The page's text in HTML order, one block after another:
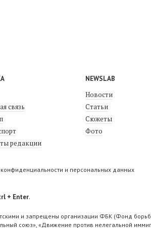
связь
редакции
NEWSLAB
Новости
Статьи
Сюжеты
Фото
и персональных данных
+ Enter.
и запрещены организации ФБК (Фонд
союз», «Движение против нелегальной